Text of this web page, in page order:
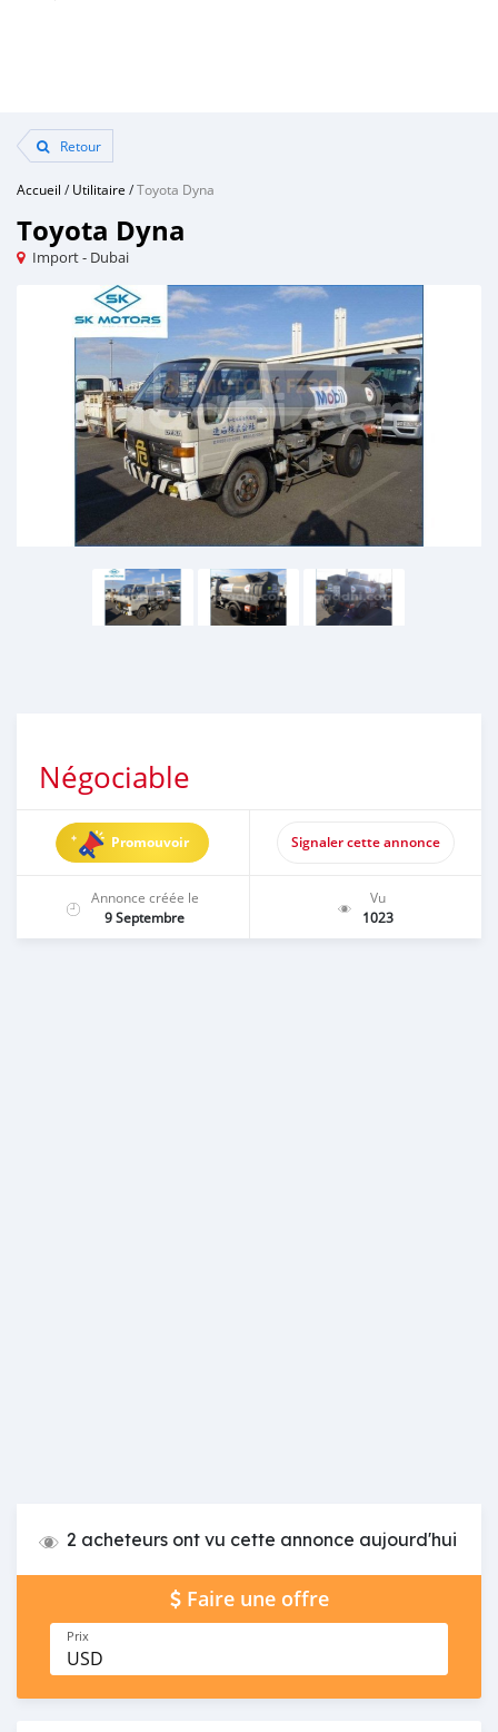
Retour
Accueil /Utilitaire /Toyota Dyna
Toyota Dyna
Import - Dubai
Négociable
Promouvoir Signaler cette annonce
Annonce créée le
9 Septembre
Vu
1023
2 acheteurs ont vu cette annonce aujourd'hui
Faire une offre
Prix
USD